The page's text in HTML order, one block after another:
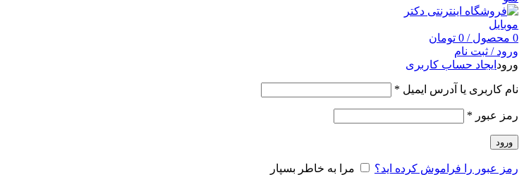
0 محصول /
0 تومان
ورود / ثبت نام
ورود ایجاد حساب کاربری
نام کاربری یا آدرس ایمیل *
رمز عبور *
ورود
رمز عبور را فراموش کرده اید؟ مرا به خاطر بسپار